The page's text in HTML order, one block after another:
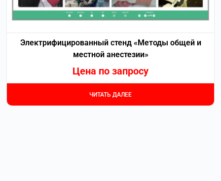
Электрифицированный стенд «Методы общей и
местной анестезии»
Цена по запросу
ЧИТАТЬ ДАЛЕЕ